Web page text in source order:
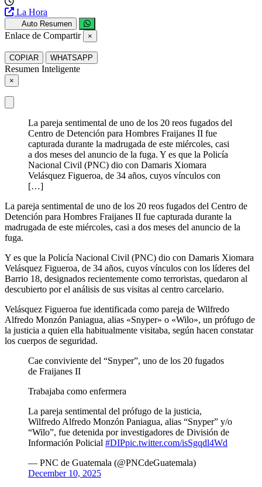
La Hora
Auto Resumen
Enlace de Compartir ×
COPIAR WHATSAPP
Resumen Inteligente
×
La pareja sentimental de uno de los 20 reos fugados del
Centro de Detención para Hombres Fraijanes II fue
capturada durante la madrugada de este miércoles, casi
a dos meses del anuncio de la fuga. Y es que la Policía
Nacional Civil (PNC) dio con Damaris Xiomara
Velásquez Figueroa, de 34 años, cuyos vínculos con
[…]
La pareja sentimental de uno de los 20 reos fugados del Centro de
Detención para Hombres Fraijanes II fue capturada durante la
madrugada de este miércoles, casi a dos meses del anuncio de la
fuga.
Y es que la Policía Nacional Civil (PNC) dio con Damaris Xiomara
Velásquez Figueroa, de 34 años, cuyos vínculos con los líderes del
Barrio 18, designados recientemente como terroristas, quedaron al
descubierto por el análisis de sus visitas al centro carcelario.
Velásquez Figueroa fue identificada como pareja de Wilfredo
Alfredo Monzón Paniagua, alias «Snyper» o «Wilo», un prófugo de
la justicia a quien ella habitualmente visitaba, según hacen constatar
los cuerpos de seguridad.
Cae conviviente del “Snyper”, uno de los 20 fugados
de Fraijanes II
Trabajaba como enfermera
La pareja sentimental del prófugo de la justicia,
Wilfredo Alfredo Monzón Paniagua, alias “Snyper” y/o
“Wilo”, fue detenida por investigadores de División de
Información Policial #DIPpic.twitter.com/isSgqdl4Wd
— PNC de Guatemala (@PNCdeGuatemala)
December 10, 2025